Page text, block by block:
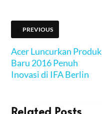
PREVIOUS
Acer Luncurkan Produk
Baru 2016 Penuh
Inovasi di IFA Berlin
Related Posts